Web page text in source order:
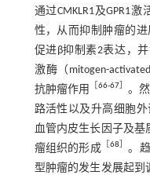
通过CMKLR1及GPR1
性，从而抑制肿瘤的
促进β抑制素2表达，
激酶（mitogen-
抗肿瘤作用
［66-67］ 。
路活性以及升高细胞
血管内皮生长因子及
瘤组织的形成［68］ 。
型肿瘤的发生发展起